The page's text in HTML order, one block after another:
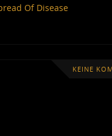
Of Disease
KEINE